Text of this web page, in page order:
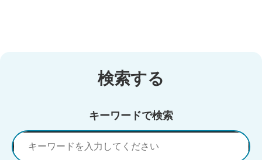
検索する
キーワードで検索